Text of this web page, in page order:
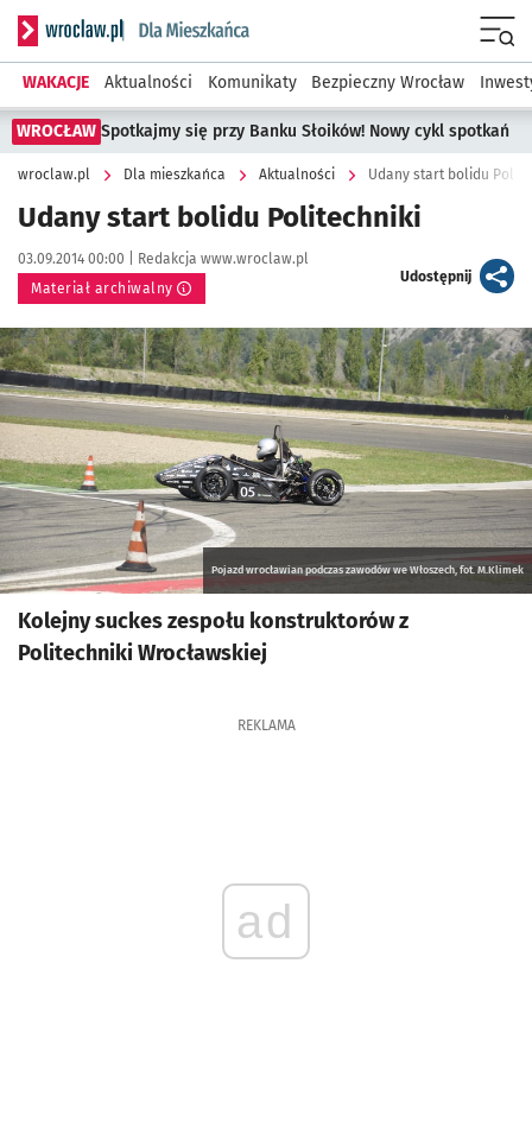
Serwis informacyjny wroclaw.pl podserwis: Dla mieszkańca
WAKACJE Aktualności Komunikaty Bezpieczny Wrocław
WROCŁAW Spotkajmy się przy Banku Słoików! Nowy cykl spotkań
wroclaw.pl Dla mieszkańca Aktualności Udany start bolidu
Udany start bolidu Politechniki
Data publikacji:
03.09.2014 00:00 | Autor:
Redakcja www.wroclaw.pl
Materiał archiwalny
Udostępnijartykuł
Kliknij, aby powiększyć
Pojazd wrocławian podczas zawodów we Włoszech, fot. M.Klimek
Kolejny suckes zespołu konstruktorów z
Politechniki Wrocławskiej
REKLAMA
ad